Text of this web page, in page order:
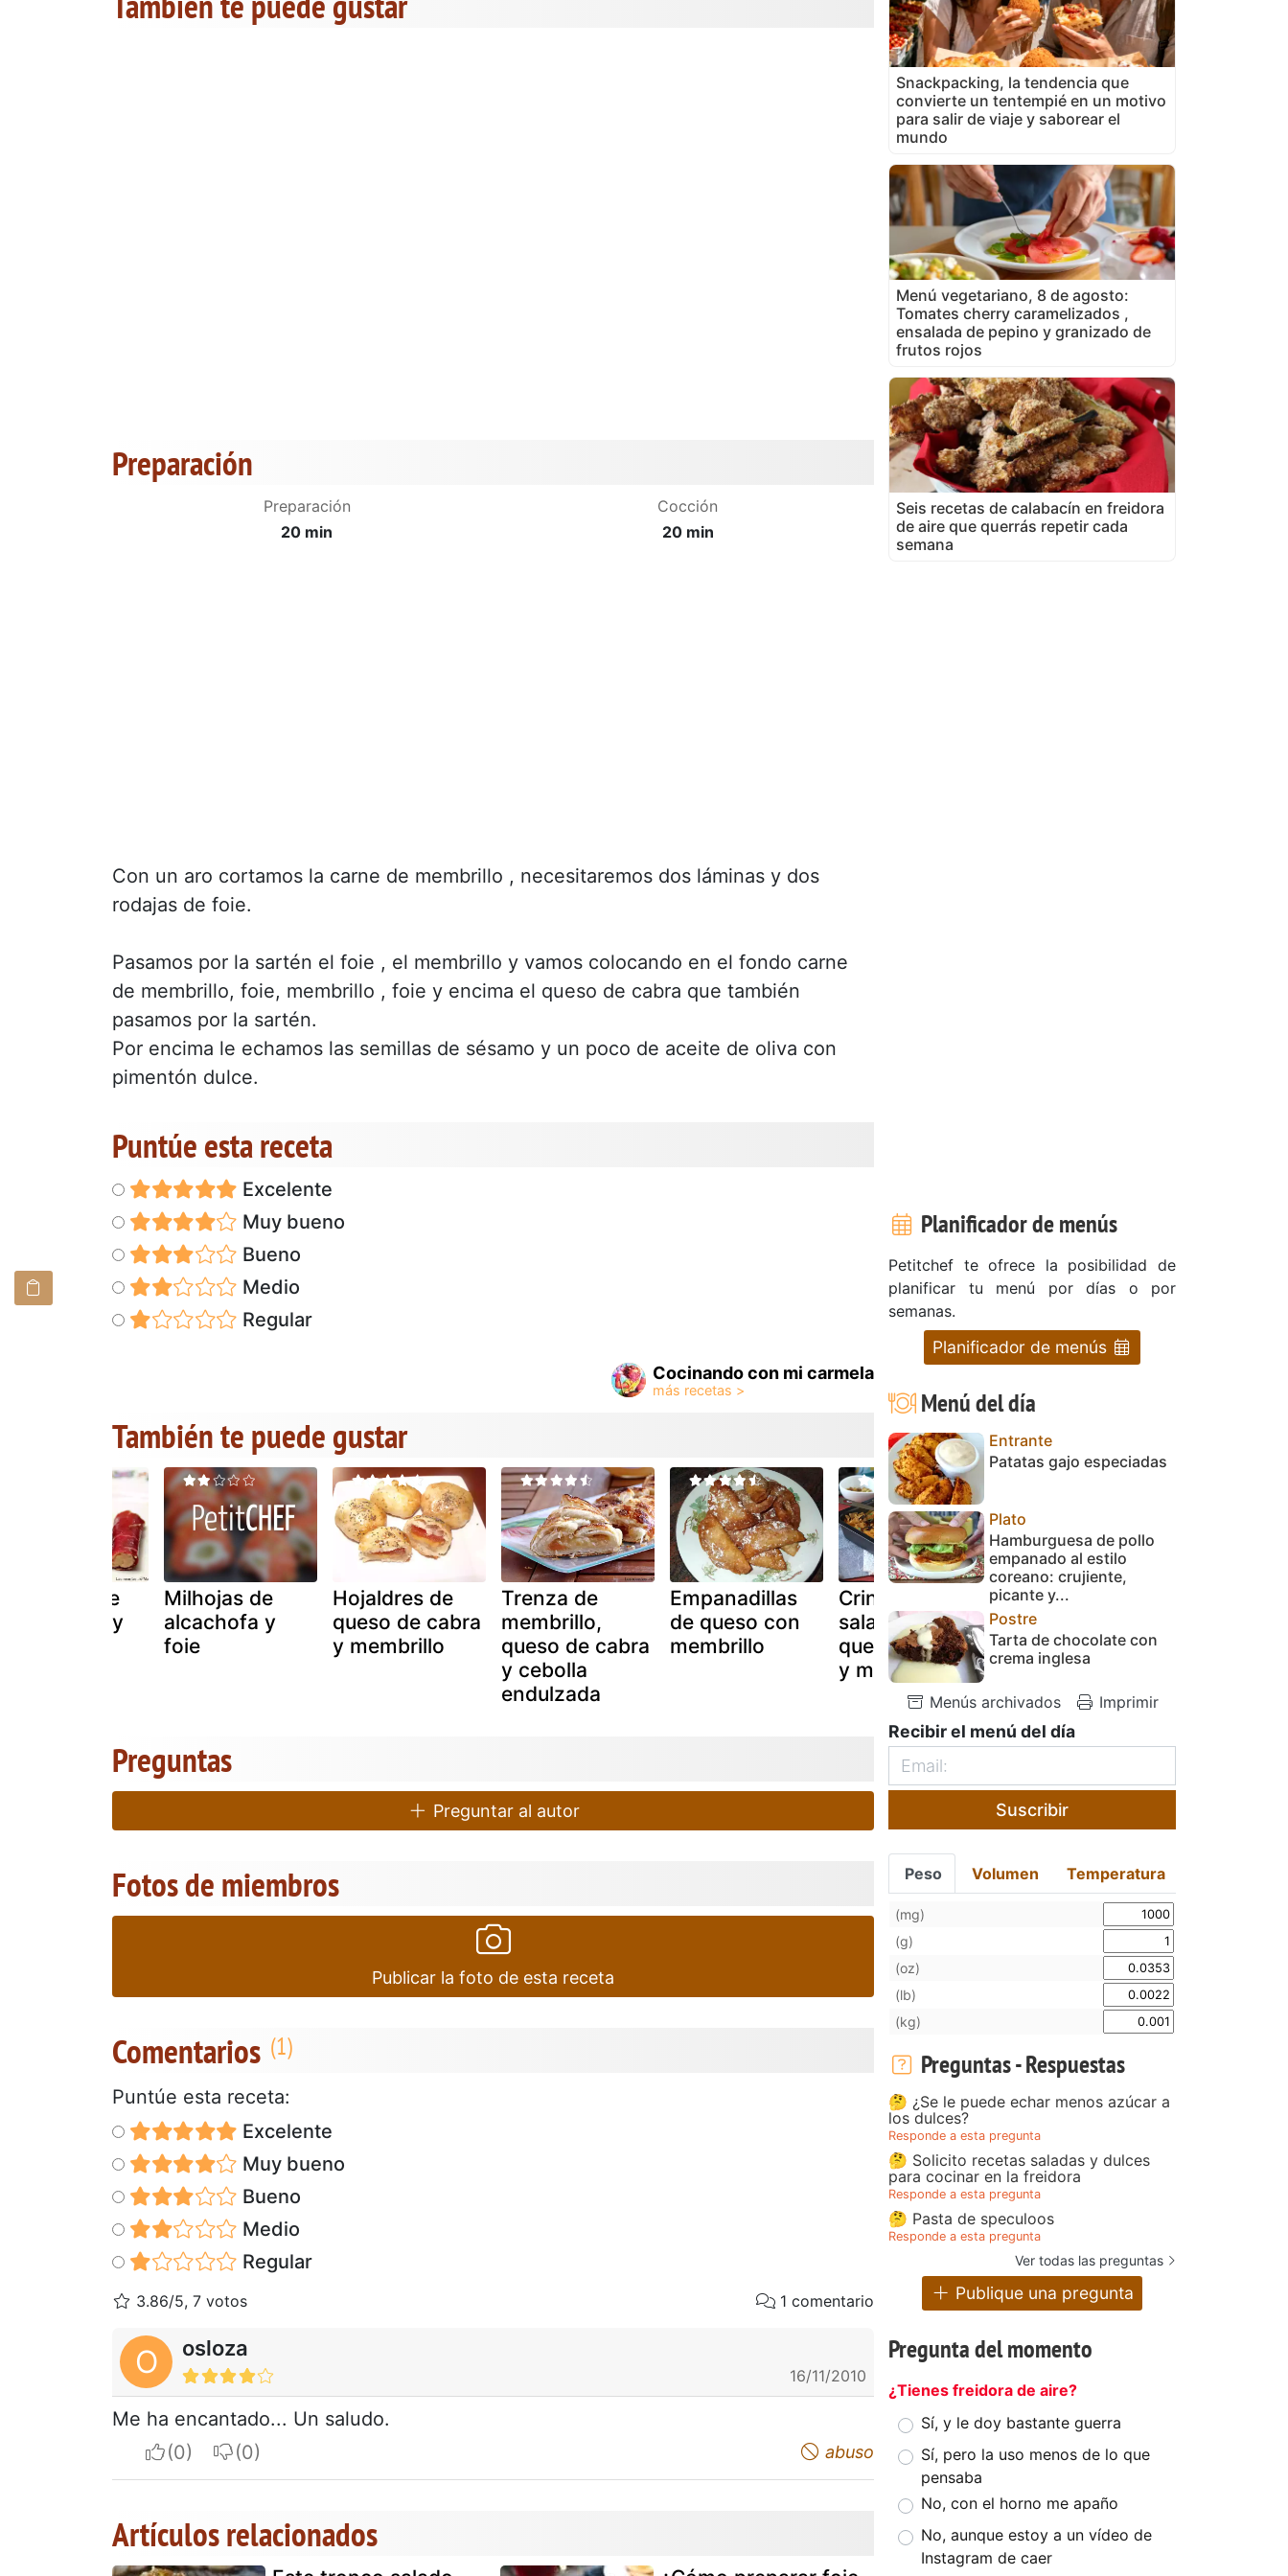
Preparación
Preparación
20 min
Cocción
20 min
Con un aro cortamos la carne de membrillo , necesitaremos dos láminas y dos
rodajas de foie.
Pasamos por la sartén el foie , el membrillo y vamos colocando en el fondo carne
de membrillo, foie, membrillo , foie y encima el queso de cabra que también
pasamos por la sartén.
Por encima le echamos las semillas de sésamo y un poco de aceite de oliva con
pimentón dulce.
Puntúe esta receta
Excelente
Muy bueno
Bueno
Medio
Regular
Cocinando con mi carmela
También te puede gustar
de
foie y
Milhojas de
alcachofa y
foie
Hojaldres de
queso de cabra
y membrillo
Trenza de
membrillo,
queso de cabra
y cebolla
endulzada
Empanadillas
de queso con
membrillo
Crinkle cake
salado, con
queso de cabra
y miel
Endivias al
queso de cabra
Preguntas
Preguntar al autor
Fotos de miembros
Publicar la foto de esta receta
Comentarios
Puntúe esta receta:
Excelente
Muy bueno
Bueno
Medio
Regular
3.86/5, 7 votos 1 comentario
O osloza
16/11/2010
Me ha encantado... Un saludo.
I apreciateI do not appreciate abuso
Artículos relacionados
Snackpacking, la tendencia que
convierte un tentempié en un motivo
para salir de viaje y saborear el
mundo
Menú vegetariano, 8 de agosto:
Tomates cherry caramelizados ,
ensalada de pepino y granizado de
frutos rojos
Seis recetas de calabacín en freidora
de aire que querrás repetir cada
semana
Planificador de menús
Petitchef te ofrece la posibilidad de
planificar tu menú por días o por
semanas.
Planificador de menús
Menú del día
Entrante
Patatas gajo especiadas
Plato
Hamburguesa de pollo
empanado al estilo
coreano: crujiente,
picante y...
Postre
Tarta de chocolate con
crema inglesa
Menús archivados Imprimir
Recibir el menú del día
Suscribir
Peso Volumen Temperatura
(mg)
(g)
(oz)
(lb)
(kg)
Preguntas - Respuestas
🤔 ¿Se le puede echar menos azúcar a
los dulces?
Responde a esta pregunta
🤔 Solicito recetas saladas y dulces
para cocinar en la freidora
Responde a esta pregunta
🤔 Pasta de speculoos
Responde a esta pregunta
Ver todas las preguntas
Publique una pregunta
Pregunta del momento
¿Tienes freidora de aire?
Sí, y le doy bastante guerra
Sí, pero la uso menos de lo que
pensaba
No, con el horno me apaño
No, aunque estoy a un vídeo de
Instagram de caer